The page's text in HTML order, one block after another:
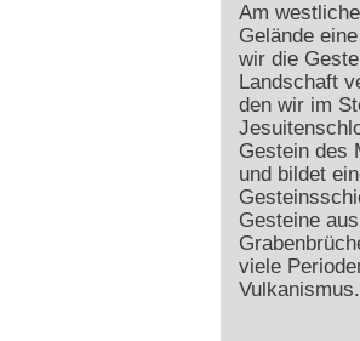
Am
Gelände
wir die
Landschaft
den wir im
Gestein des
und bildet
Gesteine
viele
Vulkanismus.